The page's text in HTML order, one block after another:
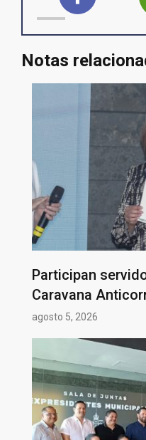
Notas
Participan
Caravana
agosto 5, 2026